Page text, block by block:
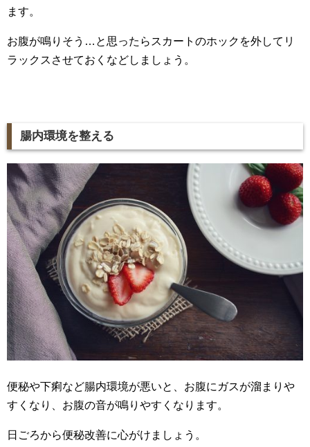
ます。
お腹が鳴りそう…と思ったらスカートのホックを外してリ
ラックスさせておくなどしましょう。
腸内環境を整える
便秘や下痢など腸内環境が悪いと、お腹にガスが溜まりや
すくなり、お腹の音が鳴りやすくなります。
日ごろから便秘改善に心がけましょう。